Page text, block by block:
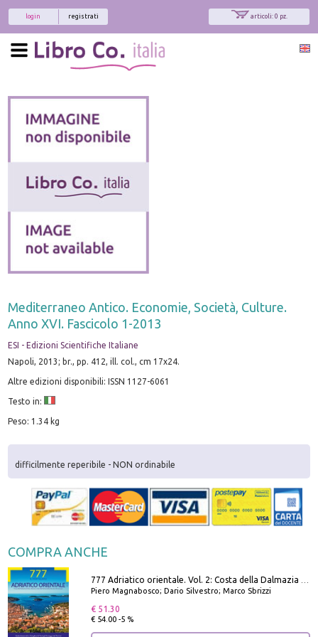
articoli: 0 pz.
registrati
login
Mediterraneo Antico. Economie, Società, Culture.
Anno XVI. Fascicolo 1-2013
ESI - Edizioni Scientifiche Italiane
Napoli, 2013; br., pp. 412, ill. col., cm 17x24.
Altre edizioni disponibili: ISSN 1127-6061
Testo in:
Peso: 1.34 kg
difficilmente reperibile - NON ordinabile
COMPRA ANCHE
Piero Magnabosco; Dario Silvestro; Marco Sbrizzi
€ 51.30
€ 54.00 -5 %